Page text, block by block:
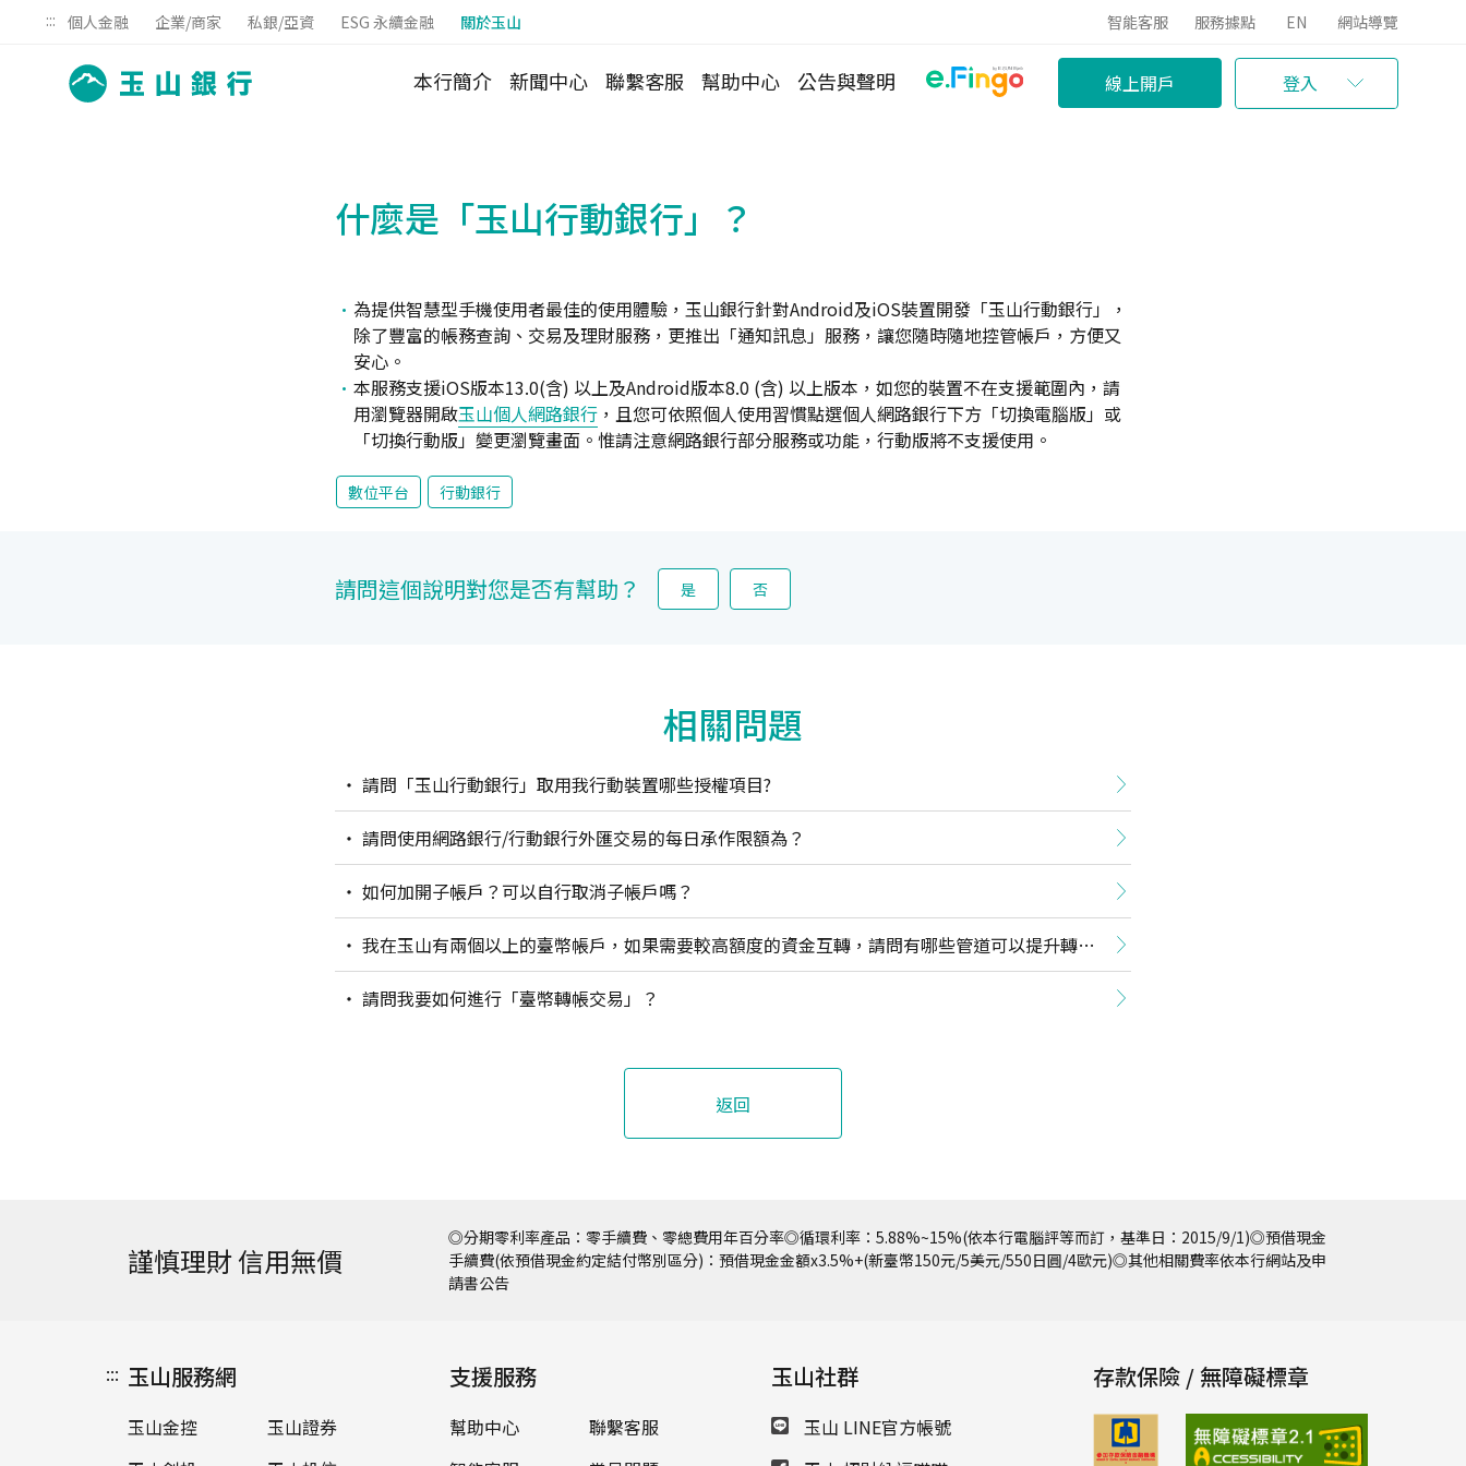
::: 個人金融 企業/商家 私銀/亞資 ESG 永續金融 關於玉山 智能客服 服務據點 EN 網站導覽
本行簡介 新聞中心 聯繫客服 幫助中心 公告與聲明 線上開戶 登入
什麼是「玉山行動銀行」？
為提供智慧型手機使用者最佳的使用體驗，玉山銀行針對Android及iOS裝置開發「玉山行動銀行」，
除了豐富的帳務查詢、交易及理財服務，更推出「通知訊息」服務，讓您隨時隨地控管帳戶，方便又
安心。
本服務支援iOS版本13.0(含) 以上及Android版本8.0 (含) 以上版本，如您的裝置不在支援範圍內，請
用瀏覽器開啟玉山個人網路銀行 ，且您可依照個人使用習慣點選個人網路銀行下方「切換電腦版」或
「切換行動版」變更瀏覽畫面。惟請注意網路銀行部分服務或功能，行動版將不支援使用。
數位平台 行動銀行
請問這個說明對您是否有幫助？ 是 否
相關問題
請問「玉山行動銀行」取用我行動裝置哪些授權項目?
請問使用網路銀行/行動銀行外匯交易的每日承作限額為？
如何加開子帳戶？可以自行取消子帳戶嗎？
限額？
請問我要如何進行「臺幣轉帳交易」？
返回
謹慎理財 信用無價
◎分期零利率產品：零手續費、零總費用年百分率◎循環利率：5.88%~15%(依本行電腦評等而訂，基準日：2015/9/1)◎預借現金
手續費(依預借現金約定結付幣別區分)：預借現金金額x3.5%+(新臺幣150元/5美元/550日圓/4歐元)◎其他相關費率依本行網站及申
請書公告
::: 玉山服務網
玉山金控
玉山證券
支援服務
幫助中心
聯繫客服
玉山社群
玉山 LINE官方帳號
存款保險 / 無障礙標章